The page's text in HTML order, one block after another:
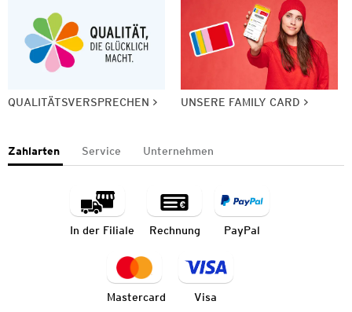
QUALITÄTSVERSPRECHEN UNSERE FAMILY CARD
Zahlarten Service Unternehmen
In der Filiale Rechnung PayPal
Mastercard Visa